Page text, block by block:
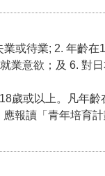
或待業; 2. 年齡在
業意欲；及 6. 對
歲或以上。凡年
報讀「青年培育